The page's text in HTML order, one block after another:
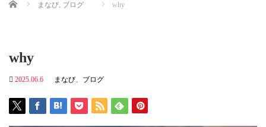
Home まなび, ブログ why
why
2025.06.6 まなび、 ブログ